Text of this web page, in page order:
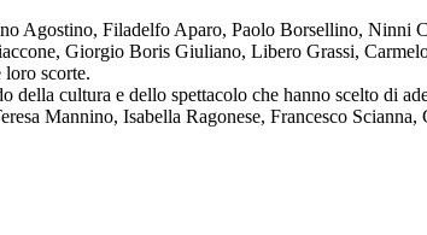
Agostino, Filadelfo Aparo, Paolo Borsellino, Ninni
Giorgio Boris Giuliano, Libero Grassi,
scorte.
cultura e dello spettacolo che hanno scelto di
Mannino, Isabella Ragonese, Francesco Scianna,